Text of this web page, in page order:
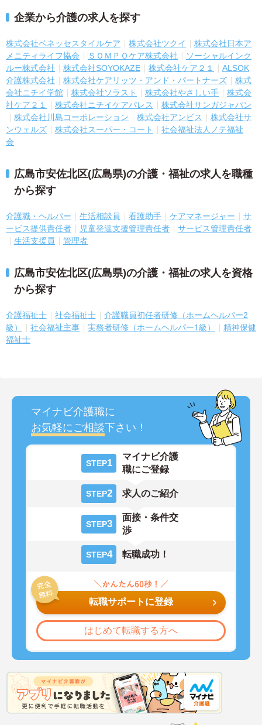
企業から介護の求人を探す
株式会社ベネッセスタイルケア 株式会社ツクイ
株式会社日本ア
メニティライフ協会
ＳＯＭＰＯケア株式会社
ソーシャルインク
ルー株式会社
株式会社SOYOKAZE 株式会社ケア２１
ALSOK
介護株式会社
株式会社ケアリッツ・アンド・パートナーズ
株式
会社ニチイ学館
株式会社ソラスト 株式会社やさしい手
株式会
社ケア２１
株式会社ニチイケアパレス
株式会社サンガジャパン
株式会社川島コーポレーション
株式会社アンビス
株式会社サ
ンウェルズ
株式会社スーパー・コート
社会福祉法人ノテ福祉
会
広島市安佐北区(広島県)の介護・福祉の求人を職種
から探す
介護職・ヘルパー 生活相談員 看護助手 ケアマネージャー
サ
ービス提供責任者
児童発達支援管理責任者
サービス管理責任者
生活支援員
管理者
広島市安佐北区(広島県)の介護・福祉の求人を資格
から探す
介護福祉士 社会福祉士
介護職員初任者研修（ホームヘルパー2
級）
社会福祉主事 実務者研修（ホームヘルパー1級）
精神保健
福祉士
マイナビ介護職に
お気軽にご相談下さい！
STEP1
マイナビ介護
職にご登録
STEP2 求人のご紹介
STEP3
面接・条件交
渉
STEP4 転職成功！
転職サポートに登録
はじめて転職する方へ